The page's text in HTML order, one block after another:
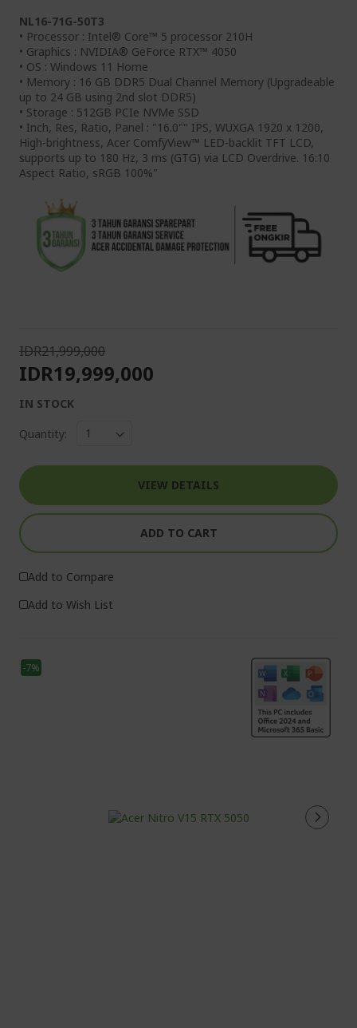
NL16-71G-50T3
• Processor : Intel® Core™ 5 processor 210H
• Graphics : NVIDIA® GeForce RTX™ 4050
• OS : Windows 11 Home
• Memory : 16 GB DDR5 Dual Channel Memory (Upgradeable
up to 24 GB using 2nd slot DDR5)
• Storage : 512GB PCIe NVMe SSD
• Inch, Res, Ratio, Panel : "16.0"" IPS, WUXGA 1920 x 1200,
High-brightness, Acer ComfyView™ LED-backlit TFT LCD,
supports up to 180 Hz, 3 ms (GTG) via LCD Overdrive. 16:10
Aspect Ratio, sRGB 100%"
IDR21,999,000
IDR19,999,000
IN STOCK
Quantity:
VIEW DETAILS
ADD TO CART
Add to Compare
Add to Wish List
-7%